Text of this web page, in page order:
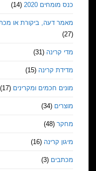
כנס מומחים 2020 (14)
מאמר דעה, ביקורת או
(27)
מדי קרינה (31)
מדידת קרינה (15)
מונים חכמים ומקרינים (17)
מוצרים (34)
מחקר (48)
מיגון קרינה (16)
מכתבים (3)